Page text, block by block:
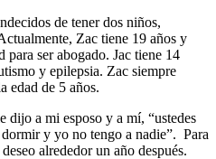
de tener dos niños,
Zac tiene 19 años y
para ser abogado. Jac tiene 14
y epilepsia. Zac siempre
edad de 5 años.
dijo a mi esposo y a mí, “ustedes
y yo no tengo a nadie”. Para
alrededor un año después.